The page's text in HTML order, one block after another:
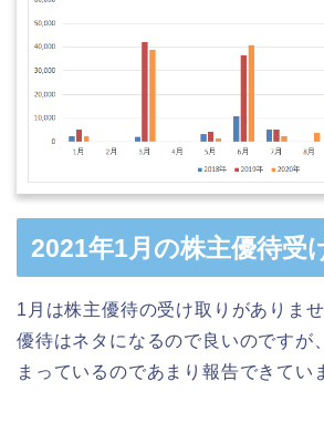
2021年1月の株主優待受
1月は株主優待の受け取りがありま
優待はネタになるので良いのですが
まっているのであまり報告できてい